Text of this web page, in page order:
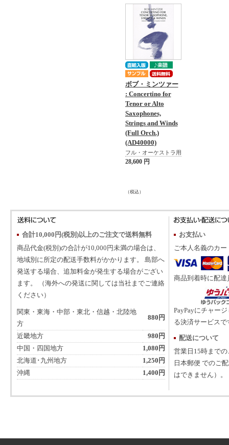
ボブ・ミンツァー
: Concertino for
Tenor or Alto
Saxophones,
Strings and Winds
(Full Orch.)
(AD40000)
フル・オーケストラ用
28,600 円
（税込）
合計10,000円(税別)以上のご注文で送料無料
商品代金(税別)の合計が10,000円未満の場合は、
地域別に所定の配送手数料がかかります。 島部へ
発送する場合、追加料金が発生する場合がござい
ます。 （海外への発送に関しては当社までご連絡
ください）
関東・東海・中部・東北・信越・北陸地
方
880円
近畿地方
980円
中国・四国地方
1,080円
北海道･九州地方
1,250円
沖縄
1,400円
お支払い
ご本人名義のカ
商品到着時に配
PayPayにチャー
る決済サービスで
配送について
営業日15時まで
日本郵便 でのご
はできません）。